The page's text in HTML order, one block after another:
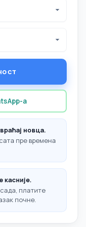
а
новца.
пре времена
касније.
платите
почне.